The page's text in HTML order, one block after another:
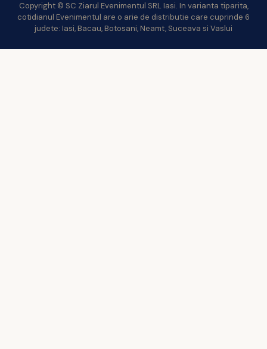
Copyright © SC Ziarul Evenimentul SRL Iasi. In varianta tiparita,
cotidianul Evenimentul are o arie de distributie care cuprinde 6
judete: Iasi, Bacau, Botosani, Neamt, Suceava si Vaslui